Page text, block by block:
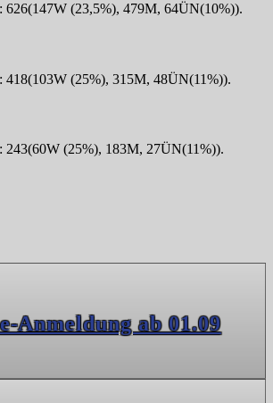
626(147W (23,5%), 479M, 64ÜN(10%)).
418(103W (25%), 315M, 48ÜN(11%)).
243(60W (25%), 183M, 27ÜN(11%)).
Anmeldung ab 01.09